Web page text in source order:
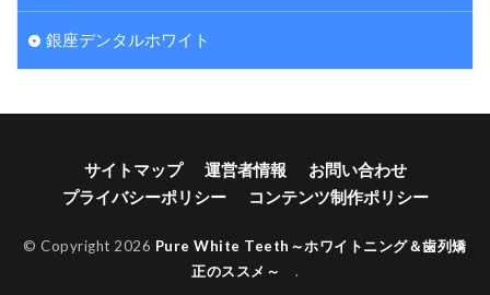
銀座デンタルホワイト
サイトマップ 運営者情報
お問い合わせ
プライバシーポリシー
コンテンツ制作ポリシー
© Copyright 2026 Pure White Teeth～ホワイトニング＆歯列矯
正のススメ～ .